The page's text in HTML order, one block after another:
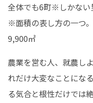
全体でも6町※しかない
※面積の表し方の一つ
9,900㎡
農業を営む人、就農し
れだけ大変なことにな
る気合と根性だけでは